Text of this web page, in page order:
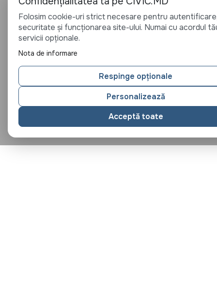
Folosim cookie-uri strict necesare pentru
securitate și funcționarea site-ului. Numai cu acordul
servicii opționale.
Nota de informare
Respinge opționale
Personalizează
Acceptă toate